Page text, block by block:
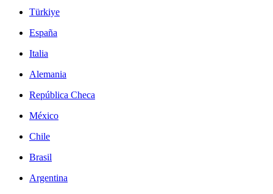
Türkiye
España
Italia
Alemania
República Checa
México
Chile
Brasil
Argentina